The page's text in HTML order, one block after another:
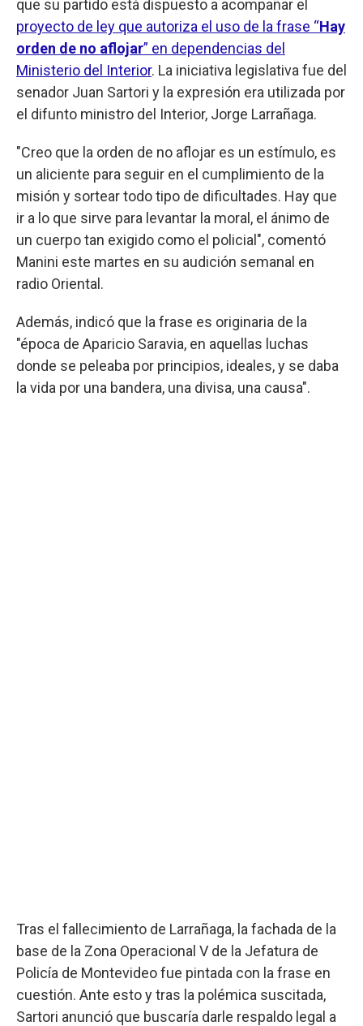
que su partido está dispuesto a acompañar el
proyecto de ley que autoriza el uso de la frase “Hay
orden de no aflojar” en dependencias del
Ministerio del Interior. La iniciativa legislativa fue del
senador Juan Sartori y la expresión era utilizada por
el difunto ministro del Interior, Jorge Larrañaga.
"Creo que la orden de no aflojar es un estímulo, es
un aliciente para seguir en el cumplimiento de la
misión y sortear todo tipo de dificultades. Hay que
ir a lo que sirve para levantar la moral, el ánimo de
un cuerpo tan exigido como el policial", comentó
Manini este martes en su audición semanal en
radio Oriental.
Además, indicó que la frase es originaria de la
"época de Aparicio Saravia, en aquellas luchas
donde se peleaba por principios, ideales, y se daba
la vida por una bandera, una divisa, una causa".
Tras el fallecimiento de Larrañaga, la fachada de la
base de la Zona Operacional V de la Jefatura de
Policía de Montevideo fue pintada con la frase en
cuestión. Ante esto y tras la polémica suscitada,
Sartori anunció que buscaría darle respaldo legal a